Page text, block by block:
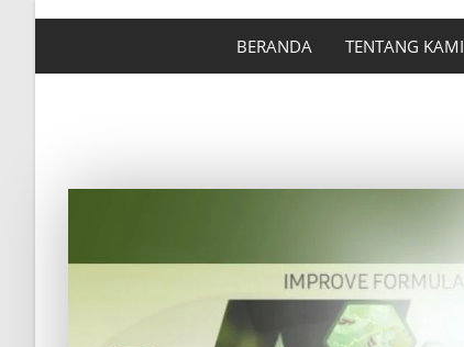
BERANDA TENTANG KAMI